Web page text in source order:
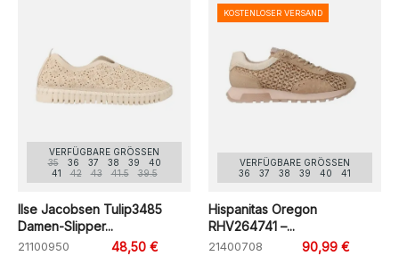
VERFÜGBARE GRÖSSEN
35
36 37 38 39
40
41
42 43 41.5 39.5
Ilse Jacobsen Tulip3485
Damen-Slipper...
21100950
48,50 €
VERFÜGBARE GRÖSSEN
36
37 38 39 40 41
Hispanitas Oregon
RHV264741 –...
21400708
90,99 €
KOSTENLOSER VERSAND